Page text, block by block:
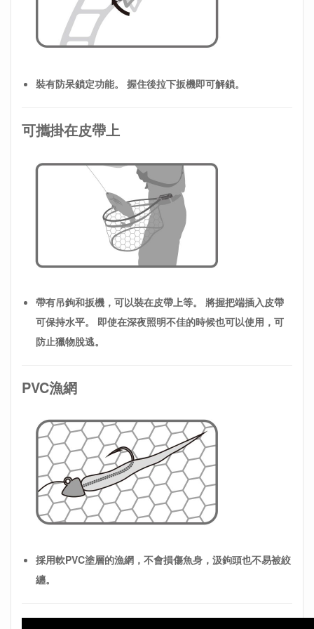
裝有防呆鎖定功能。 握住後拉下扳機即可解鎖。
可攜掛在皮帶上
帶有吊鉤和扳機，可以裝在皮帶上等。 將握把端插入皮帶
可保持水平。 即使在深夜照明不佳的時候也可以使用，可
防止獵物脫逃。
PVC漁網
採用軟PVC塗層的漁網，不會損傷魚身，汲鉤頭也不易被絞
纏。